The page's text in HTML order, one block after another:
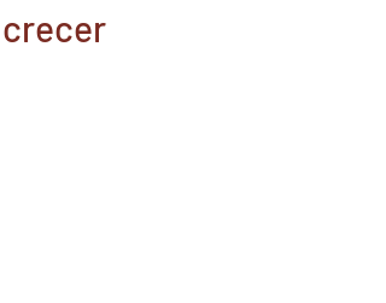
crecer